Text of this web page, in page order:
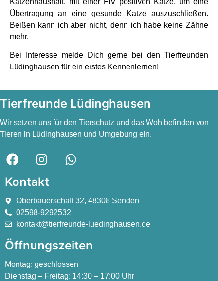
Katzenhaushalt, mit einer FIV positiven Katze, um eine
Übertragung an eine gesunde Katze auszuschließen.
Beißen kann ich aber nicht, denn ich habe keine Zähne
mehr.
Bei Interesse melde Dich gerne bei den Tierfreunden
Lüdinghausen für ein erstes Kennenlernen!
Tierfreunde Lüdinghausen
Wir setzen uns für den Tierschutz und das Wohlbefinden von
Tieren in Lüdinghausen und Umgebung ein.
Kontakt
Oberbauerschaft 32, 48308 Senden
02598-9292532
kontakt@tierfreunde-luedinghausen.de
Öffnungszeiten
Montag: geschlossen
Dienstag – Freitag: 14:30 – 17:00 Uhr